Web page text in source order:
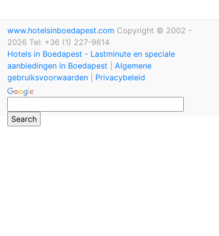
www.hotelsinboedapest.com Copyright © 2002 -
2026 Tel: +36 (1) 227-9614
Hotels in Boedapest - Lastminute en speciale
aanbiedingen in Boedapest
Algemene
gebruiksvoorwaarden
Privacybeleid